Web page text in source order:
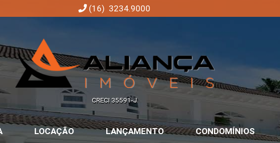
(16) 3234.9000
CRECI 35591-J
LOCAÇÃO LANÇAMENTO CONDOMÍNIOS